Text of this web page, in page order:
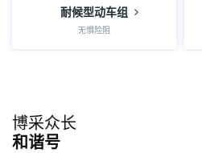
耐候型动车组
无惧险阻
博采众长
和谐号